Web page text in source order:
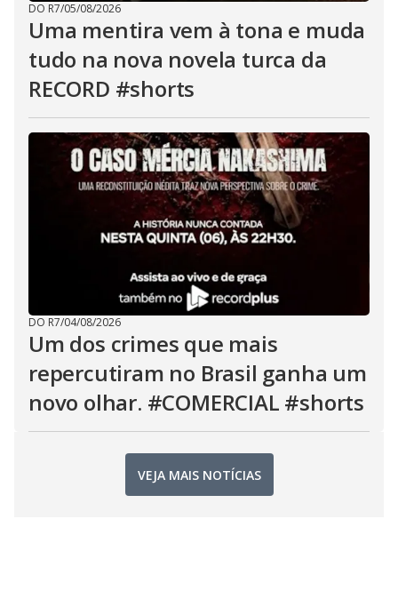
DO R7/05/08/2026
Uma mentira vem à tona e muda
tudo na nova novela turca da
RECORD #shorts
DO R7/04/08/2026
Um dos crimes que mais
repercutiram no Brasil ganha um
novo olhar. #COMERCIAL #shorts
VEJA MAIS NOTÍCIAS